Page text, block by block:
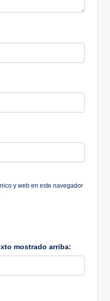
y web en este navegador
mostrado arriba: